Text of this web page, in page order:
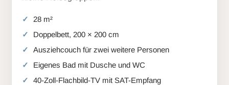
28 m²
Doppelbett, 200 × 200 cm
Ausziehcouch für zwei weitere Personen
Eigenes Bad mit Dusche und WC
40-Zoll-Flachbild-TV mit SAT-Empfang